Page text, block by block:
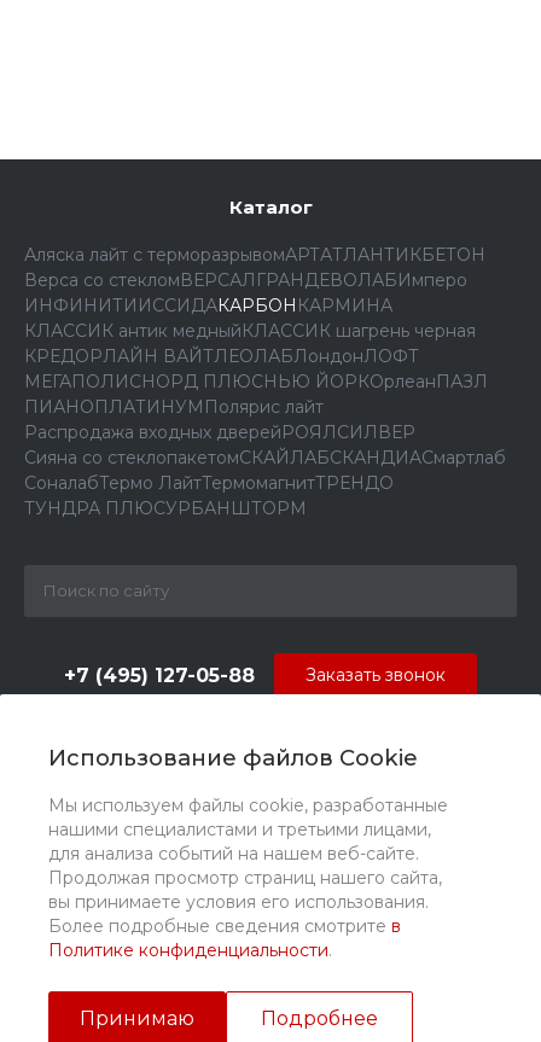
Использование файлов Cookie
Мы используем файлы cookie, разработанные
нашими специалистами и третьими лицами,
для анализа событий на нашем веб-сайте.
Продолжая просмотр страниц нашего сайта,
вы принимаете условия его использования.
Более подробные сведения смотрите в
Политике конфиденциальности.
Принимаю Подробнее
Каталог
Аляска лайт с терморазрывомАРТАТЛАНТИКБЕТОН
Верса со стекломВЕРСАЛ ГРАНДЕВОЛАБИмперо
ИНФИНИТИ ИССИДАКАРБОН КАРМИНА
КЛАССИК антик медныйКЛАССИК шагрень черная
КРЕДОРЛАЙН ВАЙТЛЕОЛАБЛондонЛОФТ
МЕГАПОЛИСНОРД ПЛЮСНЬЮ ЙОРКОрлеанПАЗЛ
ПИАНОПЛАТИНУМ Полярис лайт
Распродажа входных дверейРОЯЛСИЛВЕР
Сияна со стеклопакетомСКАЙЛАБСКАНДИAСмартлаб
СоналабТермо ЛайтТермомагнитТРЕНДО
ТУНДРА ПЛЮСУРБАН ШТОРМ
+7 (495) 127-05-88‬ Заказать звонок
г. Москва, Каширское ш., д. 19 к.1, ТЦ Каширский
двор, 4 эт., Павильон C-85-2
© 2026 Все права защищены. Обращаем Ваше внимание на
то, что данный интернет-ресурс носит исключительно
информационный характер и ни при каких условиях не
является публичной офертой, определяемой